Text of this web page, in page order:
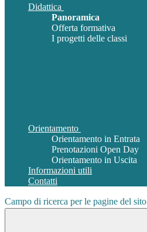
Didattica
Panoramica
Offerta formativa
I progetti delle classi
Orientamento
Orientamento in Entrata
Prenotazioni Open Day
Orientamento in Uscita
Informazioni utili
Contatti
Campo di ricerca per le pagine del sito